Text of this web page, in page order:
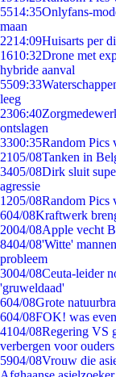
5514:35Onlyfans-
maan
2214:09Huisarts per
1610:32Drone met
hybride aanval
5509:33
leeg
2306:40
ontslagen
3300:35Random Pics
2105/08Tanken in
3405/08Dirk sluit
agressie
1205/08Random Pics
604/08Kraftwerk
2004/08Apple vecht
8404/08'Witte'
probleem
3004/08Ceuta-leider
'gruweldaad'
604/08Grote
604/08FOK! was
4104/08Regering VS
verbergen voor
5904/08Vrouw die